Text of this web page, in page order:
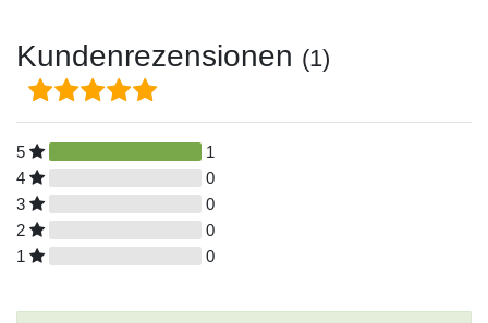
Kundenrezensionen (1)
5
1
4
0
3
0
2
0
1
0